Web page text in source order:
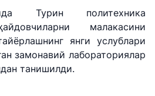
(71) 237-
98
+998 (55) 501-
47-09
Турин политехника
малакасини
янги услублари
замонавий лабораториялар
танишилди.